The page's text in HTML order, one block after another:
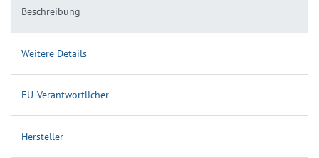
Beschreibung
Weitere Details
EU-Verantwortlicher
Hersteller